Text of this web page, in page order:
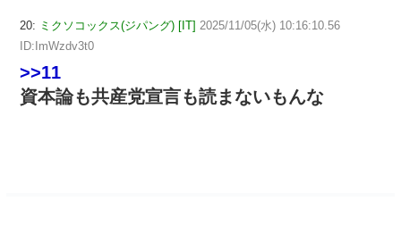
20: ミクソコックス(ジパング) [IT] 2025/11/05(水) 10:16:10.56
ID:ImWzdv3t0
>>11
資本論も共産党宣言も読まないもんな